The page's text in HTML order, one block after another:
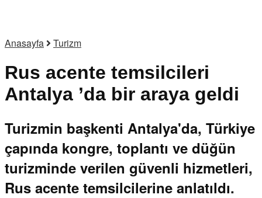
Anasayfa Turizm
Rus acente temsilcileri
Antalya ’da bir araya geldi
Turizmin başkenti Antalya'da, Türkiye
çapında kongre, toplantı ve düğün
turizminde verilen güvenli hizmetleri,
Rus acente temsilcilerine anlatıldı.